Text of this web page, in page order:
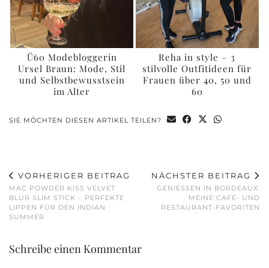
Ü60 Modebloggerin
Ursel Braun: Mode, Stil
und Selbstbewusstsein
im Alter
Reha in style – 3
stilvolle Outfitideen für
Frauen über 40, 50 und
60
SIE MÖCHTEN DIESEN ARTIKEL TEILEN?
VORHERIGER BEITRAG
MAC POWDER KISS VELVET
BLUR SLIM STICK – PERFEKTE
LIPPEN FÜR DEN INDIAN
SUMMER
NÄCHSTER BEITRAG
GENIESSEN IN BORDEAUX:
MEINE CAFE- UND
RESTAURANT-FAVORITEN
Schreibe einen Kommentar